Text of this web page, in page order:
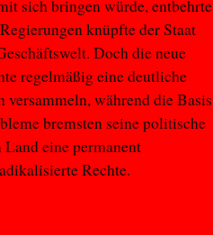
sich bringen würde, entbehrte
knüpfte der Staat
Doch die neue
regelmäßig eine deutliche
während die Basis
bremsten seine politische
eine permanent
Rechte.